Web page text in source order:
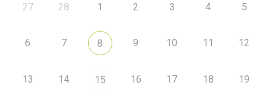
27 28 1 2 3 4 5
6 7 8 9 10 11 12
13 14 15 16 17 18 19